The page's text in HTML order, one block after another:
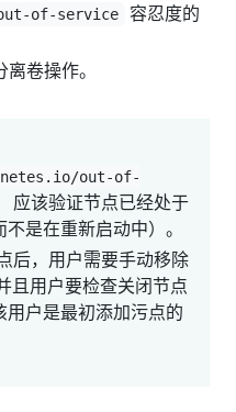
of-service
容忍度的
卷操作。
out-of-
应该验证节点已经处于
是在重新启动中）。
后，用户需要手动移除
且用户要检查关闭节点
用户是最初添加污点的